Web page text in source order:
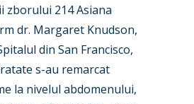
214 Asiana
dr. Margaret Knudson,
din San Francisco,
s-au remarcat
la nivelul abdomenului,